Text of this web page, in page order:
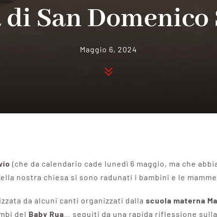
di San Domenico
Maggio 6, 2024
(che da calendario cade lunedì 6 maggio, ma che
nostra chiesa si sono radunati i bambini e le
da alcuni canti organizzati dallascuola materna
del Baby Rua … seguiti da una rapida riflessione